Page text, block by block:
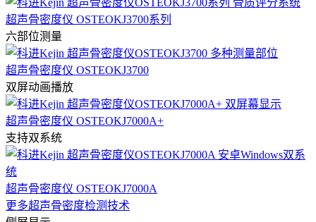
超声骨密度仪 OSTEOKJ3700系列
六部位测量
超声骨密度仪 OSTEOKJ3700
双屏动画播放
超声骨密度仪 OSTEOKJ7000A+
支持双系统
超声骨密度仪 OSTEOKJ7000A
更多超声骨密度检测技术